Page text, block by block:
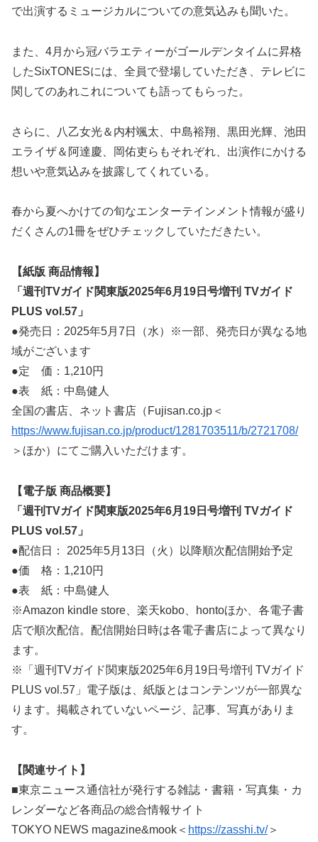
で出演するミュージカルについての意気込みも聞いた。
また、4月から冠バラエティーがゴールデンタイムに昇格
したSixTONESには、全員で登場していただき、テレビに
関してのあれこれについても語ってもらった。
さらに、八乙女光＆内村颯太、中島裕翔、黒田光輝、池田
エライザ＆阿達慶、岡佑吏らもそれぞれ、出演作にかける
想いや意気込みを披露してくれている。
春から夏へかけての旬なエンターテインメント情報が盛り
だくさんの1冊をぜひチェックしていただきたい。
【紙版 商品情報】
「週刊TVガイド関東版2025年6月19日号増刊 TVガイド
PLUS vol.57」
●発売日：2025年5月7日（水）※一部、発売日が異なる地
域がございます
●定 価：1,210円
●表 紙：中島健人
全国の書店、ネット書店（Fujisan.co.jp＜
https://www.fujisan.co.jp/product/1281703511/b/2721708/
＞ほか）にてご購入いただけます。
【電子版 商品概要】
「週刊TVガイド関東版2025年6月19日号増刊 TVガイド
PLUS vol.57」
●配信日： 2025年5月13日（火）以降順次配信開始予定
●価 格：1,210円
●表 紙：中島健人
※Amazon kindle store、楽天kobo、hontoほか、各電子書
店で順次配信。配信開始日時は各電子書店によって異なり
ます。
※「週刊TVガイド関東版2025年6月19日号増刊 TVガイド
PLUS vol.57」電子版は、紙版とはコンテンツが一部異な
ります。掲載されていないページ、記事、写真がありま
す。
【関連サイト】
■東京ニュース通信社が発行する雑誌・書籍・写真集・カ
レンダーなど各商品の総合情報サイト
TOKYO NEWS magazine&mook＜ https://zasshi.tv/＞